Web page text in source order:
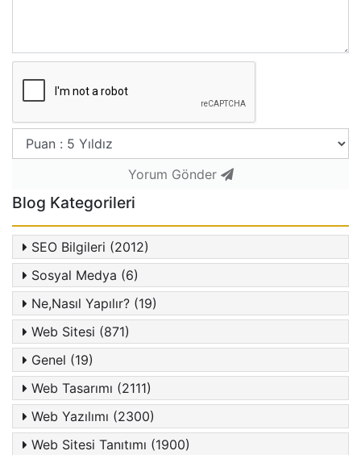
Yorum Gönder
Blog Kategorileri
SEO Bilgileri (2012)
Sosyal Medya (6)
Ne,Nasıl Yapılır? (19)
Web Sitesi (871)
Genel (19)
Web Tasarımı (2111)
Web Yazılımı (2300)
Web Sitesi Tanıtımı (1900)